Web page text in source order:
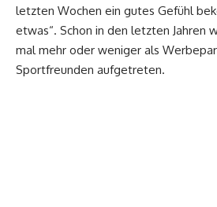
letzten Wochen ein gutes Gefühl
etwas“. Schon in den letzten Jahren
mal mehr oder weniger als
Sportfreunden aufgetreten.